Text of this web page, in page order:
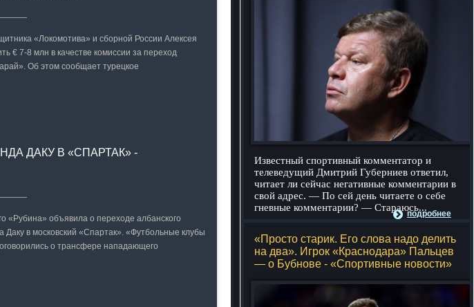
-- Лучшее, что можно сделать с хорошим советом, это
пропустить его мимо ушей. Он никогда не бывает полезен
никому, кроме того, кто его дал.
-- Люблю давать советы и очень не люблю, когда их дают
мне.
Известный спортивный комментатор и
телеведущий Дмитрий Губерниев ответил,
читает ли сейчас негативные комментарии в
свой адрес. — По сей день читаете о себе
гневные комментарии? — Стараюсь...
подробнее
«Просто старик. Его слова надо делить
на два». Игрок «Краснодара» Пальцев
— о Бубнове - «Спортивные новости»
«Локомотива» и сборной России Алексея
€ 7-8 млн в качестве комиссии за переход
Об этом сообщает турецкое
ДАКУ В «СПАРТАК» -
«Рубина» объявила о переходе албанского
в московский «Спартак». «Футбольные клубы
о трансфере нападающего